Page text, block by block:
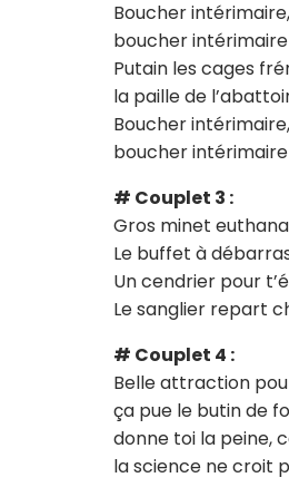
Boucher
boucher
Putain les cages
la paille de
Boucher
boucher
# Couplet 3 :
Gros minet
Le buffet à
Un cendrier pour
Le sanglier repart
# Couplet 4 :
Belle attraction
ça pue le butin de
donne toi la peine,
la science ne croit